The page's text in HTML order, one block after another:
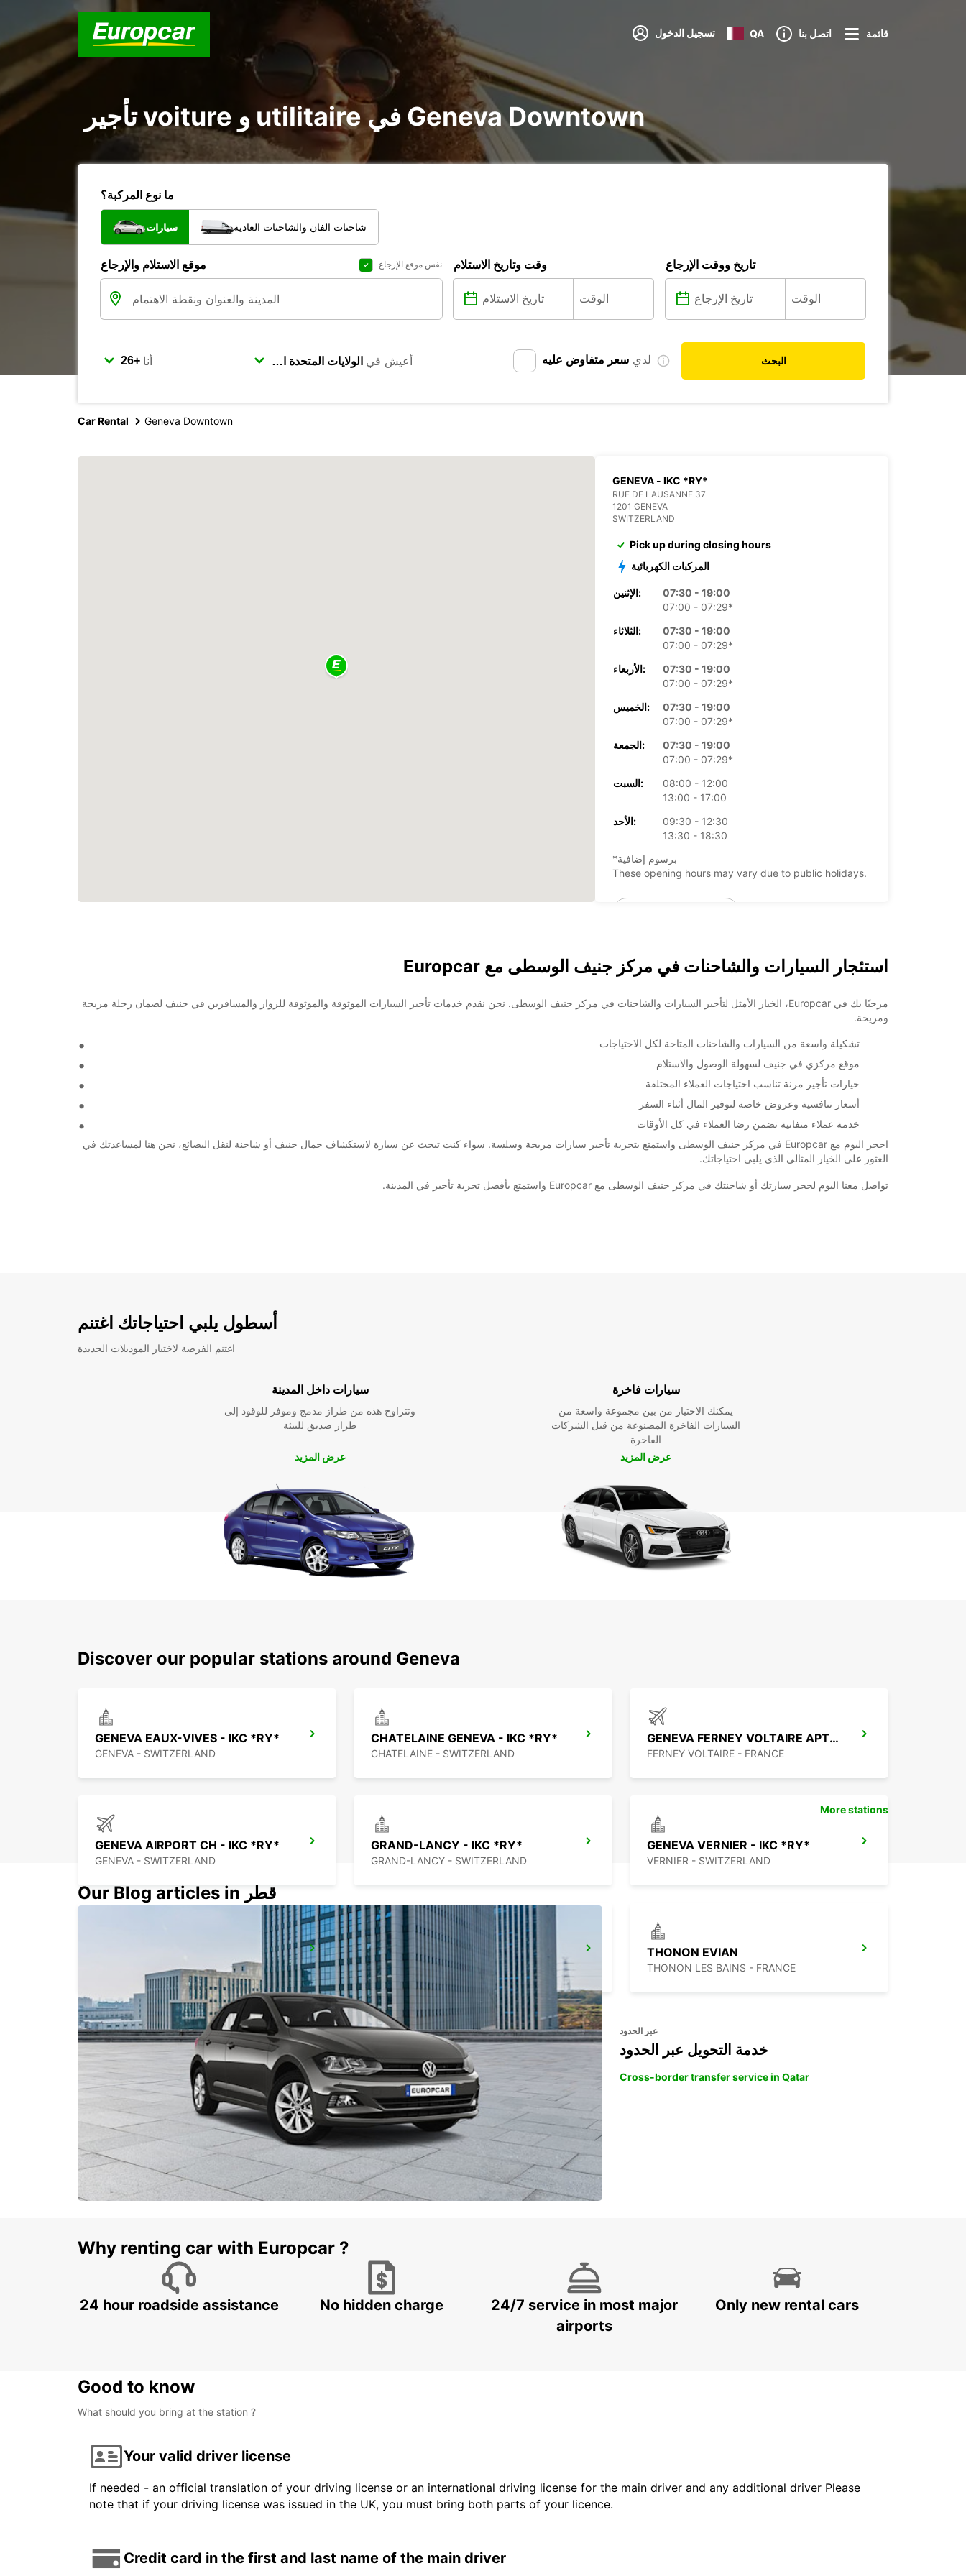
تسجيل الدخول QA اتصل بنا قائمة
تأجير voiture و utilitaire في Geneva Downtown
ما نوع المركبة؟
سيارات شاحنات الفان والشاحنات العادية
موقع الاستلام والإرجاع نفس موقع الإرجاع وقت وتاريخ الاستلام تاريخ ووقت الإرجاع
أنا أعيش في لدي سعر متفاوض عليه البحث
Car Rental Geneva Downtown
GENEVA - IKC *RY*
RUE DE LAUSANNE 37
1201 GENEVA
SWITZERLAND
Pick up during closing hours
المركبات الكهربائية
الإثنين:
07:30 - 19:00
07:00 - 07:29*
الثلاثاء:
07:30 - 19:00
07:00 - 07:29*
الأربعاء:
07:30 - 19:00
07:00 - 07:29*
الخميس:
07:30 - 19:00
07:00 - 07:29*
الجمعة:
07:30 - 19:00
07:00 - 07:29*
السبت:
08:00 - 12:00
13:00 - 17:00
الأحد:
09:30 - 12:30
13:30 - 18:30
*برسوم إضافية
These opening hours may vary due to public holidays.
استئجار السيارات والشاحنات في مركز جنيف الوسطى مع Europcar
مرحبًا بك في Europcar، الخيار الأمثل لتأجير السيارات والشاحنات في مركز جنيف الوسطى. نحن نقدم خدمات تأجير السيارات الموثوقة والموثوقة للزوار والمسافرين في جنيف لضمان رحلة مريحة
ومريحة.
تشكيلة واسعة من السيارات والشاحنات المتاحة لكل الاحتياجات
موقع مركزي في جنيف لسهولة الوصول والاستلام
خيارات تأجير مرنة تناسب احتياجات العملاء المختلفة
أسعار تنافسية وعروض خاصة لتوفير المال أثناء السفر
خدمة عملاء متفانية تضمن رضا العملاء في كل الأوقات
احجز اليوم مع Europcar في مركز جنيف الوسطى واستمتع بتجربة تأجير سيارات مريحة وسلسة. سواء كنت تبحث عن سيارة لاستكشاف جمال جنيف أو شاحنة لنقل البضائع، نحن هنا لمساعدتك في
العثور على الخيار المثالي الذي يلبي احتياجاتك.
تواصل معنا اليوم لحجز سيارتك أو شاحنتك في مركز جنيف الوسطى مع Europcar واستمتع بأفضل تجربة تأجير في المدينة.
أسطول يلبي احتياجاتك اغتنم
اغتنم الفرصة لاختبار الموديلات الجديدة
سيارات داخل المدينة
وتتراوح هذه من طراز مدمج وموفر للوقود إلى
طراز صديق للبيئة
عرض المزيد
سيارات فاخرة
يمكنك الاختيار من بين مجموعة واسعة من
السيارات الفاخرة المصنوعة من قبل الشركات
الفاخرة
عرض المزيد
Discover our popular stations around Geneva
GENEVA EAUX-VIVES - IKC *RY*
GENEVA - SWITZERLAND
CHATELAINE GENEVA - IKC *RY*
CHATELAINE - SWITZERLAND
GENEVA FERNEY VOLTAIRE APT IKC *RY*
FERNEY VOLTAIRE - FRANCE
GENEVA AIRPORT CH - IKC *RY*
GENEVA - SWITZERLAND
GRAND-LANCY - IKC *RY*
GRAND-LANCY - SWITZERLAND
GENEVA VERNIER - IKC *RY*
VERNIER - SWITZERLAND
ANNEMASSE - FRANCE
NYON - IKC *RY*
NYON - SWITZERLAND
THONON EVIAN
THONON LES BAINS - FRANCE
More stations
Our Blog articles in قطر
عبر الحدود
خدمة التحويل عبر الحدود
Cross-border transfer service in Qatar
Why renting car with Europcar ?
24 hour roadside assistance No hidden charge
24/7 service in most major
airports
Only new rental cars
Good to know
What should you bring at the station ?
Your valid driver license
If needed - an official translation of your driving license or an international driving license for the main driver and any additional driver Please
note that if your driving license was issued in the UK, you must bring both parts of your licence.
Credit card in the first and last name of the main driver